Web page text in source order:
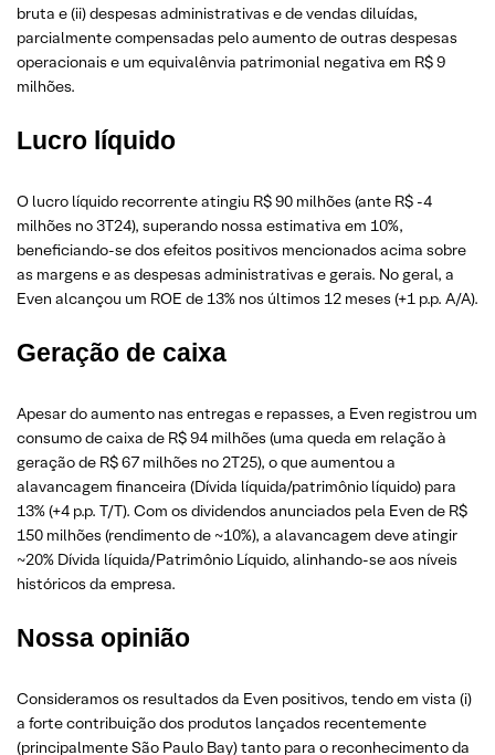
bruta e (ii) despesas administrativas e de vendas diluídas,
parcialmente compensadas pelo aumento de outras despesas
operacionais e um equivalênvia patrimonial negativa em R$ 9
milhões.
Lucro líquido
O lucro líquido recorrente atingiu R$ 90 milhões (ante R$ -4
milhões no 3T24), superando nossa estimativa em 10%,
beneficiando-se dos efeitos positivos mencionados acima sobre
as margens e as despesas administrativas e gerais. No geral, a
Even alcançou um ROE de 13% nos últimos 12 meses (+1 p.p. A/A).
Geração de caixa
Apesar do aumento nas entregas e repasses, a Even registrou um
consumo de caixa de R$ 94 milhões (uma queda em relação à
geração de R$ 67 milhões no 2T25), o que aumentou a
alavancagem financeira (Dívida líquida/patrimônio líquido) para
13% (+4 p.p. T/T). Com os dividendos anunciados pela Even de R$
150 milhões (rendimento de ~10%), a alavancagem deve atingir
~20% Dívida líquida/Patrimônio Líquido, alinhando-se aos níveis
históricos da empresa.
Nossa opinião
Consideramos os resultados da Even positivos, tendo em vista (i)
a forte contribuição dos produtos lançados recentemente
(principalmente São Paulo Bay) tanto para o reconhecimento da